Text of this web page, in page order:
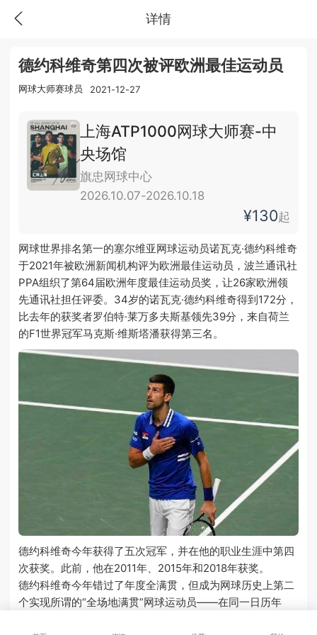
详情
德约科维奇第四次被评欧洲最佳运动员
网球大师赛球员 2021-12-27
上海ATP1000网球大师赛-中
央场馆
旗忠网球中心
2026.10.07-2026.10.18
¥130起
网球世界排名第一的塞尔维亚网球运动员诺瓦克·德约科维奇
于2021年被欧洲新闻机构评为欧洲最佳运动员，波兰通讯社
PPA组织了第64届欧洲年度最佳运动员奖，让26家欧洲领
先通讯社担任评委。34岁的诺瓦克·德约科维奇得到172分，
比去年的获奖者罗伯特·莱万多夫斯基领先39分，来自荷兰
的F1世界冠军马克斯·维斯塔潘获得第三名。
德约科维奇今年获得了五次冠军，并在他的职业生涯中第四
次获奖。此前，他在2011年、2015年和2018年获奖。
德约科维奇今年错过了年度全满贯，但成为网球历史上第二
个实现所谓的“全场地满贯”网球运动员——在同一日历年